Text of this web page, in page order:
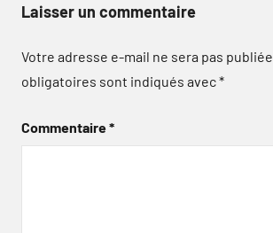
Laisser un commentaire
Votre adresse e-mail ne sera pas publiée.
obligatoires sont indiqués avec*
Commentaire*